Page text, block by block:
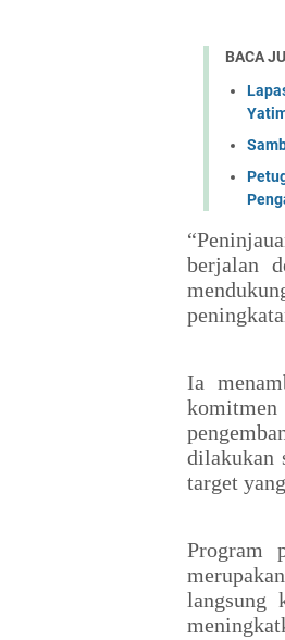
BACA
berjalan
Ia
komitmen
dilakukan
target
Program
langsung